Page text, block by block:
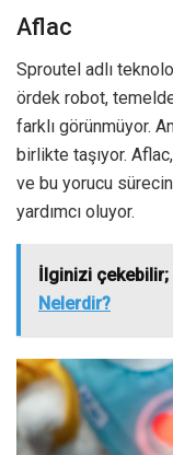
Aflac
Sproutel adlı
ördek robot,
farklı görünmüyor.
birlikte taşıyor.
ve bu yorucu
yardımcı oluyor.
İlginizi çekebilir;
Nelerdir?